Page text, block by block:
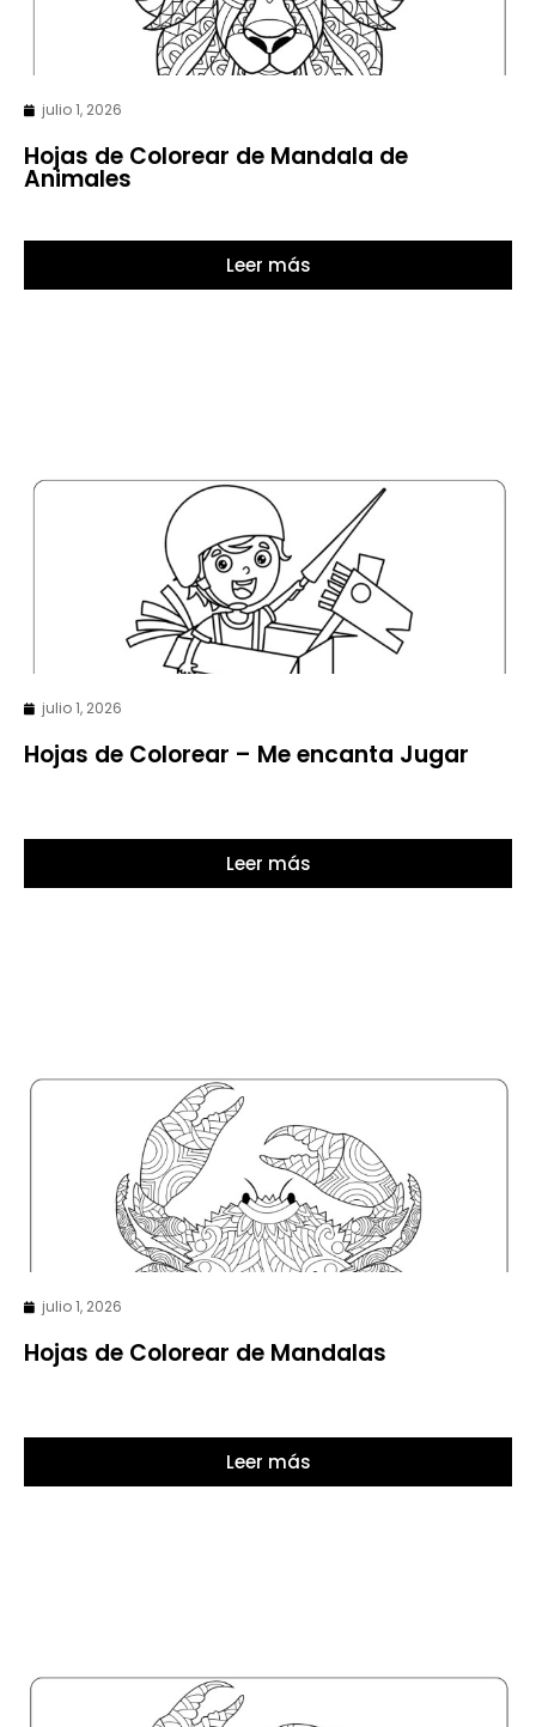
julio 1, 2026
Hojas de Colorear de Mandala de
Animales
Leer más
julio 1, 2026
Hojas de Colorear – Me encanta Jugar
Leer más
julio 1, 2026
Hojas de Colorear de Mandalas
Leer más